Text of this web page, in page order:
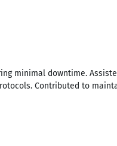
minimal downtime.
Contributed to